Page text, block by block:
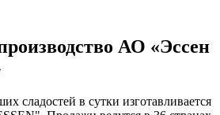
АО «Эссен
сладостей в сутки изготавливается